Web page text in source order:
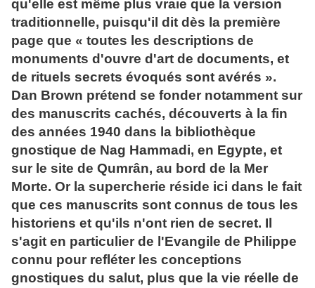
qu'elle est même plus vraie que la version
traditionnelle, puisqu'il dit dès la première
page que « toutes les descriptions de
monuments d'ouvre d'art de documents, et
de rituels secrets évoqués sont avérés ».
Dan Brown prétend se fonder notamment sur
des manuscrits cachés, découverts à la fin
des années 1940 dans la bibliothèque
gnostique de Nag Hammadi, en Egypte, et
sur le site de Qumrân, au bord de la Mer
Morte. Or la supercherie réside ici dans le fait
que ces manuscrits sont connus de tous les
historiens et qu'ils n'ont rien de secret. Il
s'agit en particulier de l'Evangile de Philippe
connu pour refléter les conceptions
gnostiques du salut, plus que la vie réelle de